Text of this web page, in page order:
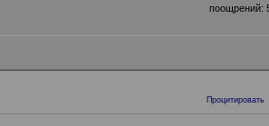
поощрений:
Процитировать